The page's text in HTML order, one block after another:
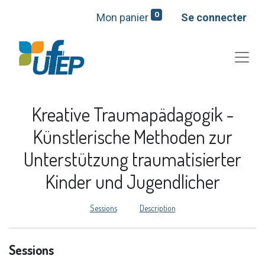
Mon panier 0 Se connecter
Kreative Traumapädagogik -
Künstlerische Methoden zur
Unterstützung traumatisierter
Kinder und Jugendlicher
Sessions Description
Sessions